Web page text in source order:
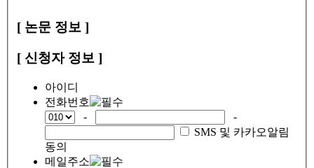
[ 논문 정보 ]
[ 신청자 정보 ]
아이디
전화번호
-
-
SMS 및 카카오알림
동의
메일주소